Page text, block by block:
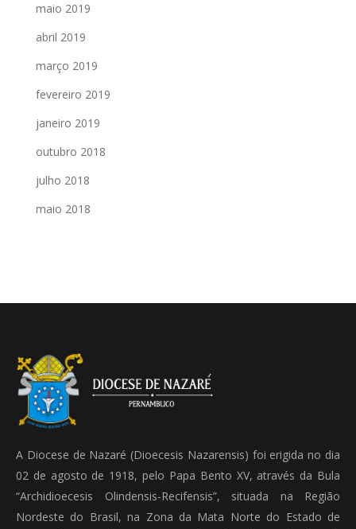
maio 2019
abril 2019
março 2019
fevereiro 2019
janeiro 2019
outubro 2018
julho 2018
maio 2018
A Diocese de Nazaré (Dioecesis Nazarensis) foi erigida no dia
02 de agosto de 1918, pelo Papa Bento XV, através da Bula
“Archidioecesis Olindensis-Recifensis”, situada na Região
Nordeste do Brasil, na Zona da Mata Norte do Estado de